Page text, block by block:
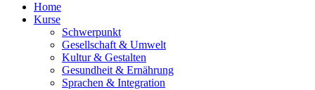
Home
Kurse
Schwerpunkt
Gesellschaft & Umwelt
Kultur & Gestalten
Gesundheit & Ernährung
Sprachen & Integration